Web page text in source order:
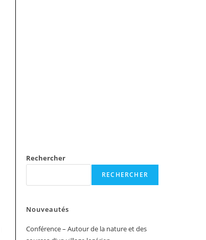
Rechercher
RECHERCHER
Nouveautés
Conférence – Autour de la nature et des